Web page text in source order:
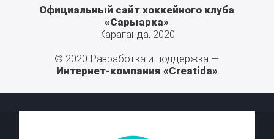
Официальный сайт хоккейного клуба
«Сарыарка»
Караганда, 2020
© 2020 Разработка и поддержка —
Интернет-компания «Creatida»